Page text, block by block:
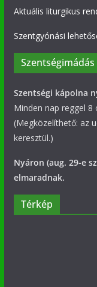
Aktuális liturgikus
Szentgyónási
Szentségimádás
Szentségi kápolna
Minden nap reggel
(Megközelíthető: az
keresztül.)
Nyáron (aug. 29-e
elmaradnak.
Térkép